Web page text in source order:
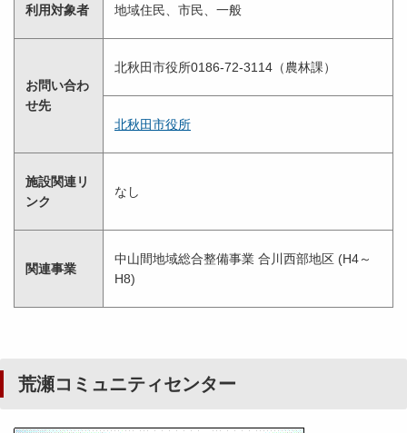
利用対象者 地域住民、市民、一般
お問い合わ
せ先
北秋田市役所0186-72-3114（農林課）
北秋田市役所
施設関連リ
ンク
なし
関連事業
中山間地域総合整備事業 合川西部地区 (H4～
H8)
荒瀬コミュニティセンター